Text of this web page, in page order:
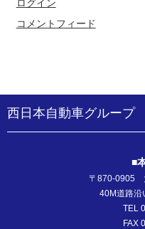
ログイン
コメントフィード
西日本自動車グループ
■
〒870-0905
40M道路沿
TEL
FAX